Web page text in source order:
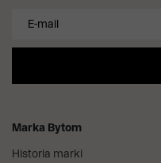
Marka Bytom
Historia marki